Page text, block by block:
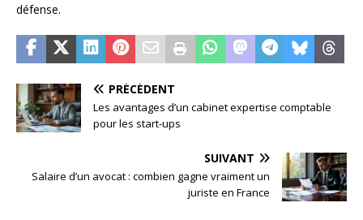
défense.
PRÉCÉDENT
Les avantages d’un cabinet expertise comptable
pour les start-ups
SUIVANT
Salaire d’un avocat : combien gagne vraiment un
juriste en France